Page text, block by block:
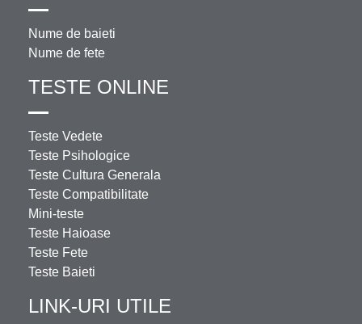
Nume de baieti
Nume de fete
TESTE ONLINE
Teste Vedete
Teste Psihologice
Teste Cultura Generala
Teste Compatibilitate
Mini-teste
Teste Haioase
Teste Fete
Teste Baieti
LINK-URI UTILE